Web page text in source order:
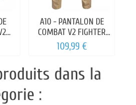
A10 - PANTALON DE
COMBAT V2 FIGHTER
ENTREJAMBE 83CM
109,99 €
dans la
: